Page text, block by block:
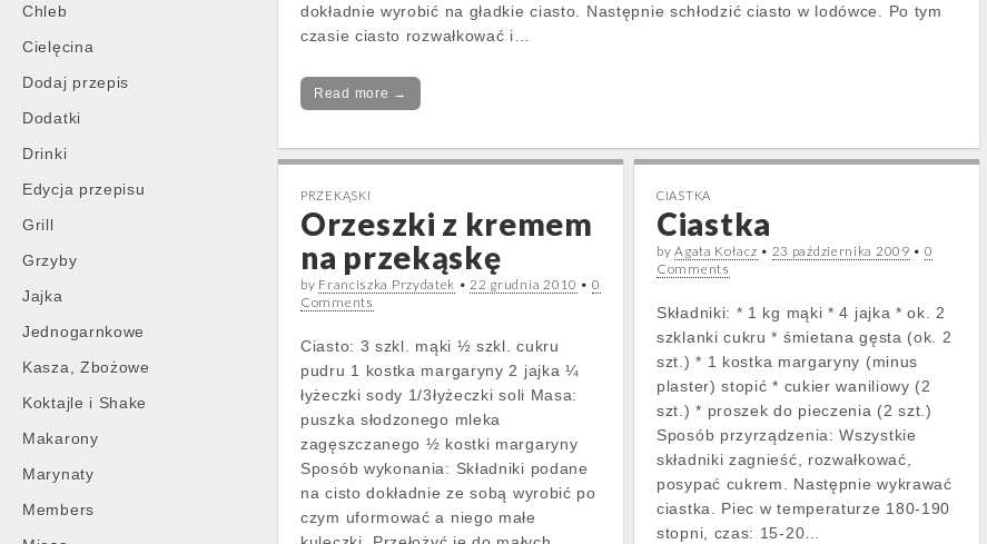
Chleb
Cielęcina
Dodaj przepis
Dodatki
Drinki
Edycja przepisu
Grill
Grzyby
Jajka
Jednogarnkowe
Kasza, Zbożowe
Koktajle i Shake
Makarony
Marynaty
Members
dokładnie wyrobić na gładkie ciasto. Następnie schłodzić ciasto w lodówce. Po tym
czasie ciasto rozwałkować i…
Read more →
PRZEKĄSKI
Orzeszki z kremem
na przekąskę
by Franciszka Przydatek •22 grudnia 2010 • 0
Comments
Ciasto: 3 szkl. mąki ½ szkl. cukru
pudru 1 kostka margaryny 2 jajka ¼
łyżeczki sody 1/3łyżeczki soli Masa:
puszka słodzonego mleka
zagęszczanego ½ kostki margaryny
Sposób wykonania: Składniki podane
na cisto dokładnie ze sobą wyrobić po
czym uformować a niego małe
CIASTKA
Ciastka
byAgata Kołacz • 23 października 2009 • 0
Comments
Składniki: * 1 kg mąki * 4 jajka * ok. 2
szklanki cukru * śmietana gęsta (ok. 2
szt.) * 1 kostka margaryny (minus
plaster) stopić * cukier waniliowy (2
szt.) * proszek do pieczenia (2 szt.)
Sposób przyrządzenia: Wszystkie
składniki zagnieść, rozwałkować,
posypać cukrem. Następnie wykrawać
ciastka. Piec w temperaturze 180-190
stopni, czas: 15-20…